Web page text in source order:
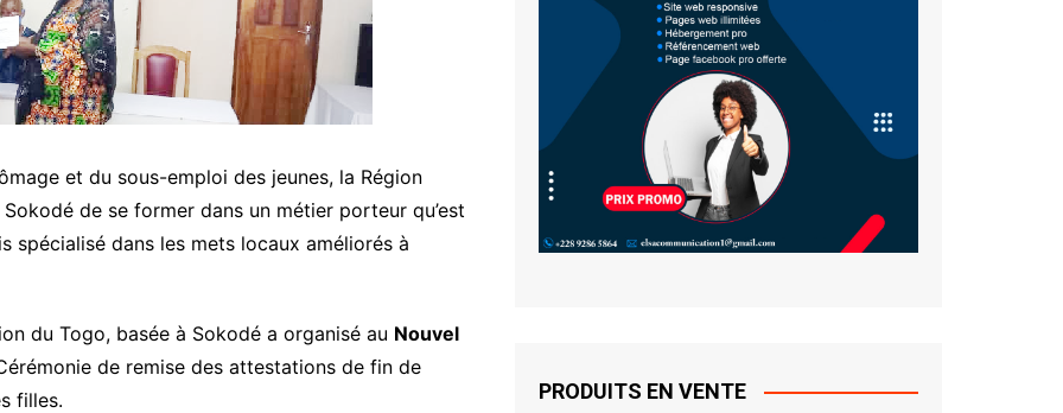
ARCOD
CONSTRUIRE ENSEMBLE
MAPTO
ADIEJ
Nous soutenir
IPM
BAKITHA
LE PRINCE
MON AVENIR
EXCELLENCE
et du sous-emploi des jeunes, la Région
de se former dans un métier porteur qu’est
spécialisé dans les mets locaux améliorés à
du Togo, basée à Sokodé a organisé au Nouvel
de remise des attestations de fin de
filles.
PRODUITS EN VENTE